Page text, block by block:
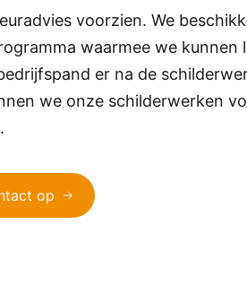
voorzien. We
waarmee we kunnen
er na de
we onze schilderwerken
op